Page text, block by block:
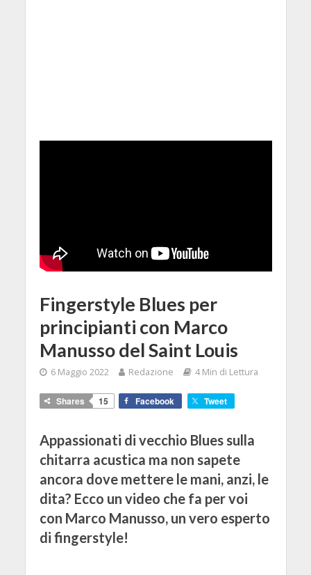
Fingerstyle Blues per
principianti con Marco
Manusso del Saint Louis
6 Maggio 2022 Redazione 4 Min di Lettura
Shares 15 Facebook Tweet
Appassionati di vecchio Blues sulla
chitarra acustica ma non sapete
ancora dove mettere le mani, anzi, le
dita? Ecco un video che fa per voi
con Marco Manusso, un vero esperto
di fingerstyle!